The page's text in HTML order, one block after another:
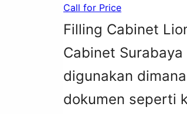
Call for Price
Filling Cabinet
Cabinet
digunakan
dokumen seperti